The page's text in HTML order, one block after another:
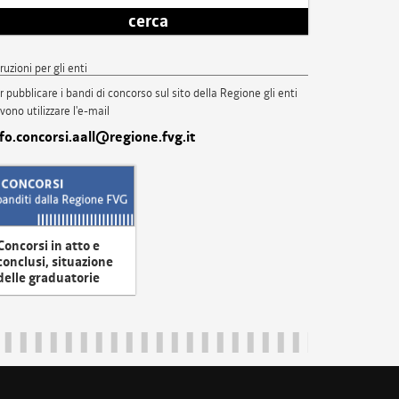
cerca
per gli enti
pubblicare i bandi di concorso sul sito della Regione gli enti
utilizzare l'e-mail
in atto e
situazione
graduatorie